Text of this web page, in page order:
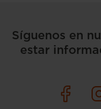
Síguenos en
estar